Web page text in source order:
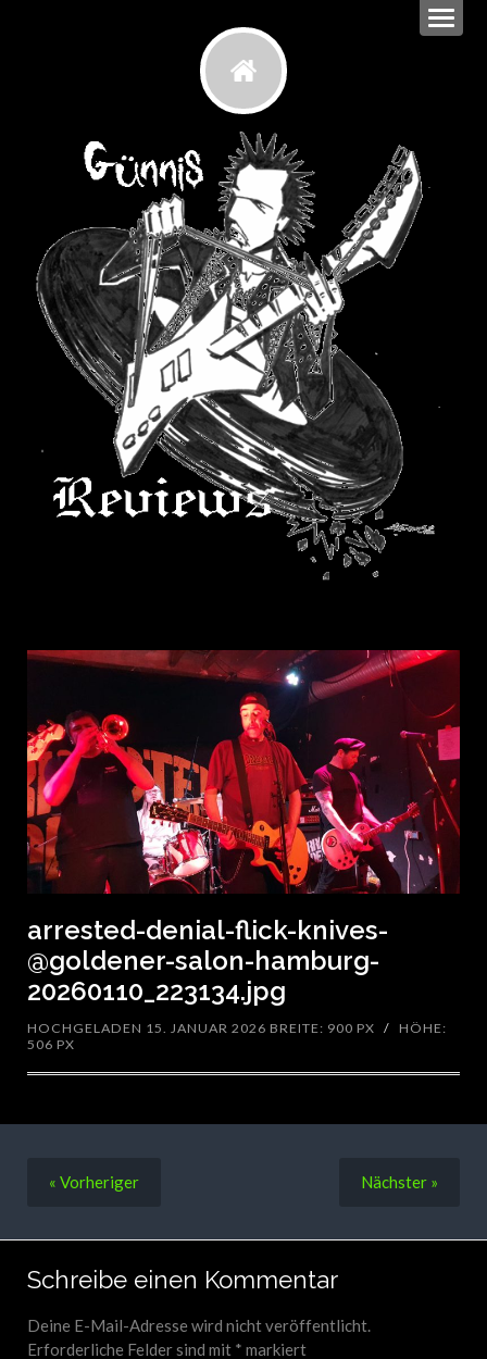
arrested-denial-flick-knives-
@goldener-salon-hamburg-
20260110_223134.jpg
HOCHGELADEN 15. JANUAR 2026 BREITE: 900 PX / HÖHE:
506 PX
« Vorheriger Nächster»
Schreibe einen Kommentar
Deine E-Mail-Adresse wird nicht veröffentlicht.
Erforderliche Felder sind mit * markiert